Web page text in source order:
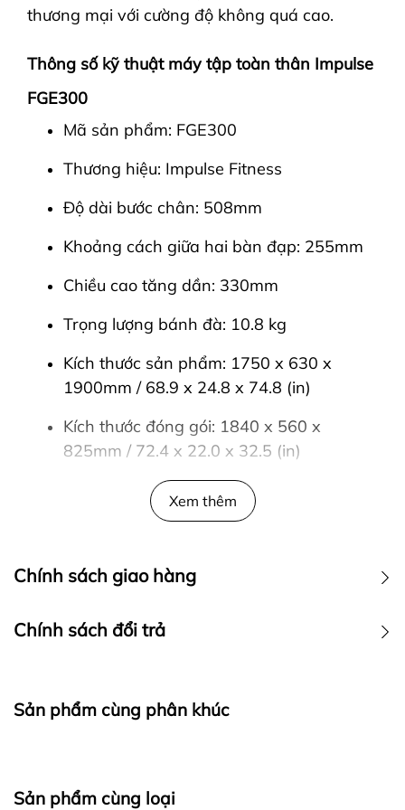
thương mại với cường độ không quá cao.
Thông số kỹ thuật máy tập toàn thân Impulse
FGE300
Mã sản phẩm: FGE300
Thương hiệu: Impulse Fitness
Độ dài bước chân: 508mm
Khoảng cách giữa hai bàn đạp: 255mm
Chiều cao tăng dần: 330mm
Trọng lượng bánh đà: 10.8 kg
Kích thước sản phẩm: 1750 x 630 x
1900mm / 68.9 x 24.8 x 74.8 (in)
Kích thước đóng gói: 1840 x 560 x
825mm / 72.4 x 22.0 x 32.5 (in)
Trọng lượng người dùng tối đa: 150kg /
Trong lượng máy khi đóng gói: 133kg /
FGE300
hiển thị đầy đủ thông số chi tiết, rõ ràng
Xem thêm
Chính sách giao hàng
Chính sách đổi trả
Sản phẩm cùng phân khúc
Sản phẩm cùng loại